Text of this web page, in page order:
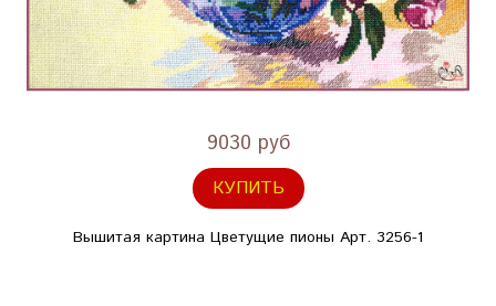
9030 руб
КУПИТЬ
Вышитая картина Цветущие пионы Арт. 3256-1